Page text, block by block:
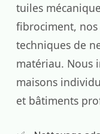
tuiles
fibrociment,
techniques de
matériau. Nous
maisons
et bâtiments